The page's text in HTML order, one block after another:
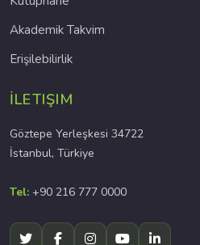
Akademik Takvim
Erişilebilirlik
İLETIŞIM
Göztepe Yerleşkesi 34722
İstanbul, Türkiye
Tel: +90 216 777 0000